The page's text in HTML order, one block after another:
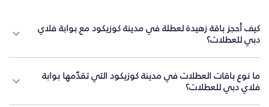
كيف أحجز باقة زهيدة لعطلة في مدينة كوزيكود مع بوابة فلاي
دبي للعطلات؟
ما نوع باقات العطلات في مدينة كوزيكود التي تقدّمها بوابة
فلاي دبي للعطلات؟